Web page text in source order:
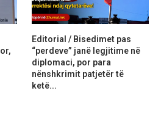
Editorial / Bisedimet pas
“perdeve” janë legjitime në
diplomaci, por para
nënshkrimit patjetër të
ketë...